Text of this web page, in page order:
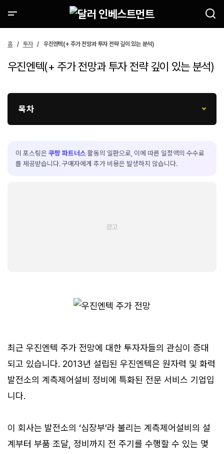
홈 투자 우진엔텍(+ 주가 전망과 투자 전략 깊이 있는 분석)
우진엔텍(+ 주가 전망과 투자 전략 깊이 있는 분석)
목차
이 포스팅은 쿠팡 파트너스 활동의 일환으로, 이에 따른 일정액의 수수료
를 제공받습니다. 구매자에게 추가 비용은 발생하지 않습니다.
최근 우진엔텍 주가 전망에 대한 투자자들의 관심이 증대
되고 있습니다. 2013년 설립된 우진엔텍은 원자력 및 화력
발전소의 계측제어설비 정비에 특화된 전문 서비스 기업입
니다.
이 회사는 발전소의 ‘심장부’라 불리는 계측제어설비의 설
계부터 부품 조달, 정비까지 전 주기를 수행할 수 있는 몇